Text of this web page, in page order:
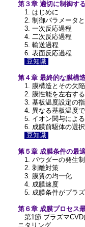
第３章 適切に制御す
1. はじめに
2. 制御パラメータ
3. 一次反応過程
4. 二次反応過程
5. 輸送過程
6. 表面反応過程
豆知識
第４章 最終的な膜構
1. 膜構造とその欠陥
2. 膜性能を左右す
3. 基板温度設定の
4. 異なる基板温度
5. イオン関与による
6. 成膜前駆体の選
豆知識
第５章 成膜条件の最
1. パウダーの発生
2. 剥離対策
3. 膜質の均一化
4. 成膜速度
5. 成膜条件がプラ
第６章 成膜プロセス
第1節 プラズマCVD